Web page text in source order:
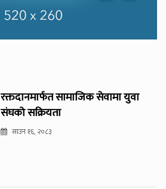
रक्तदानमार्फत सामाजिक सेवामा युवा
संघको सक्रियता
साउन १६, २०८३